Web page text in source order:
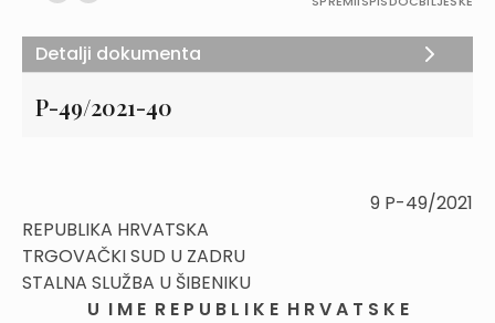
P-49/2021-40
9 P-49/2021
REPUBLIKA HRVATSKA
TRGOVAČKI SUD U ZADRU
STALNA SLUŽBA U ŠIBENIKU
U I M E R E P U B L I K E H R V A T S K E
Detalji dokumenta